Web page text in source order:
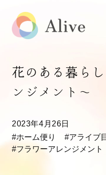
花のある暮ら
ンジメント～
2023年4月26日
#ホーム便り
#アライブ
#フラワーアレンジメント